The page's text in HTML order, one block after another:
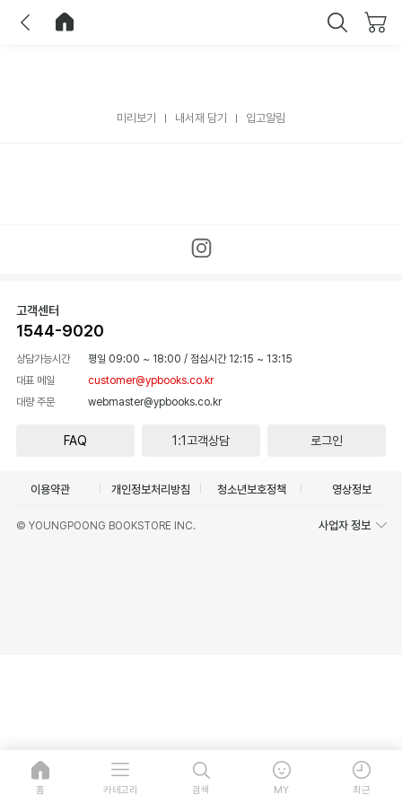
미리보기 내서재 담기 입고알림
고객센터
1544-9020
상담가능시간 평일 09:00 ~ 18:00 / 점심시간 12:15 ~ 13:15
대표 메일
customer@ypbooks.co.kr
대량 주문
webmaster@ypbooks.co.kr
FAQ 1:1고객상담 로그인
이용약관 개인정보처리방침 청소년보호정책 영상정보
© YOUNGPOONG BOOKSTORE INC. 사업자 정보
홈 카테고리 검색 MY 최근